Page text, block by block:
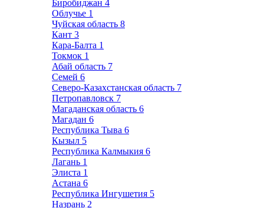
Биробиджан 4
Облучье 1
Чуйская область 8
Кант 3
Кара-Балта 1
Токмок 1
Абай область 7
Семей 6
Северо-Казахстанская область 7
Петропавловск 7
Магаданская область 6
Магадан 6
Республика Тыва 6
Кызыл 5
Республика Калмыкия 6
Лагань 1
Элиста 1
Астана 6
Республика Ингушетия 5
Назрань 2